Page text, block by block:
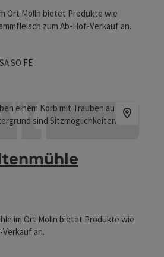
Ort Molln bietet Produkte wie
zum Ab-Hof-Verkauf an.
geöffnetgeöffnet
Freitag geöffnet
SASamstag geöffnet
SO Sonntag geöffnet
FEFeiertag geöffnet
im Ort Molln bietet Produkte wie
an.